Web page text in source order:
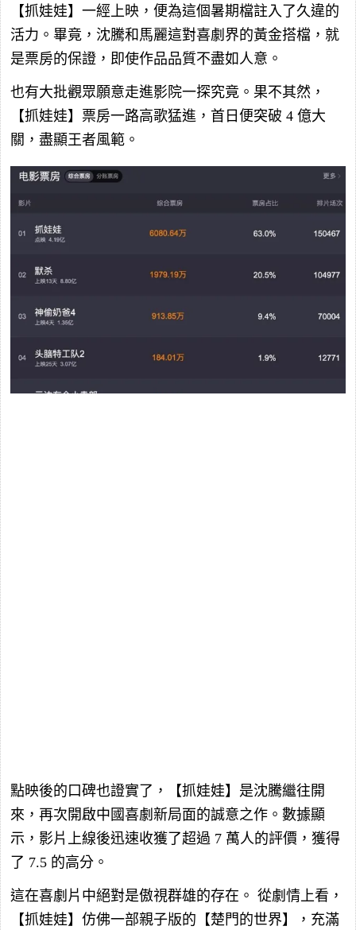
【抓娃娃】一經上映，便為這個暑期檔註入了久違的
活力。畢竟，沈騰和馬麗這對喜劇界的黃金搭檔，就
是票房的保證，即使作品品質不盡如人意。
也有大批觀眾願意走進影院一探究竟。果不其然，
【抓娃娃】票房一路高歌猛進，首日便突破 4 億大
關，盡顯王者風範。
點映後的口碑也證實了，【抓娃娃】是沈騰繼往開
來，再次開啟中國喜劇新局面的誠意之作。數據顯
示，影片上線後迅速收獲了超過 7 萬人的評價，獲得
了 7.5 的高分。
這在喜劇片中絕對是傲視群雄的存在。 從劇情上看，
【抓娃娃】仿佛一部親子版的【楚門的世界】，充滿